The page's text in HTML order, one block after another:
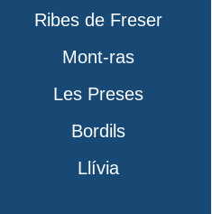
Ribes de Freser
Mont-ras
Les Preses
Bordils
Llívia